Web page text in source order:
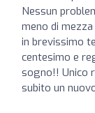
Nessun
meno di
in brevissimo
centesimo e
sogno!! Unico
subito un